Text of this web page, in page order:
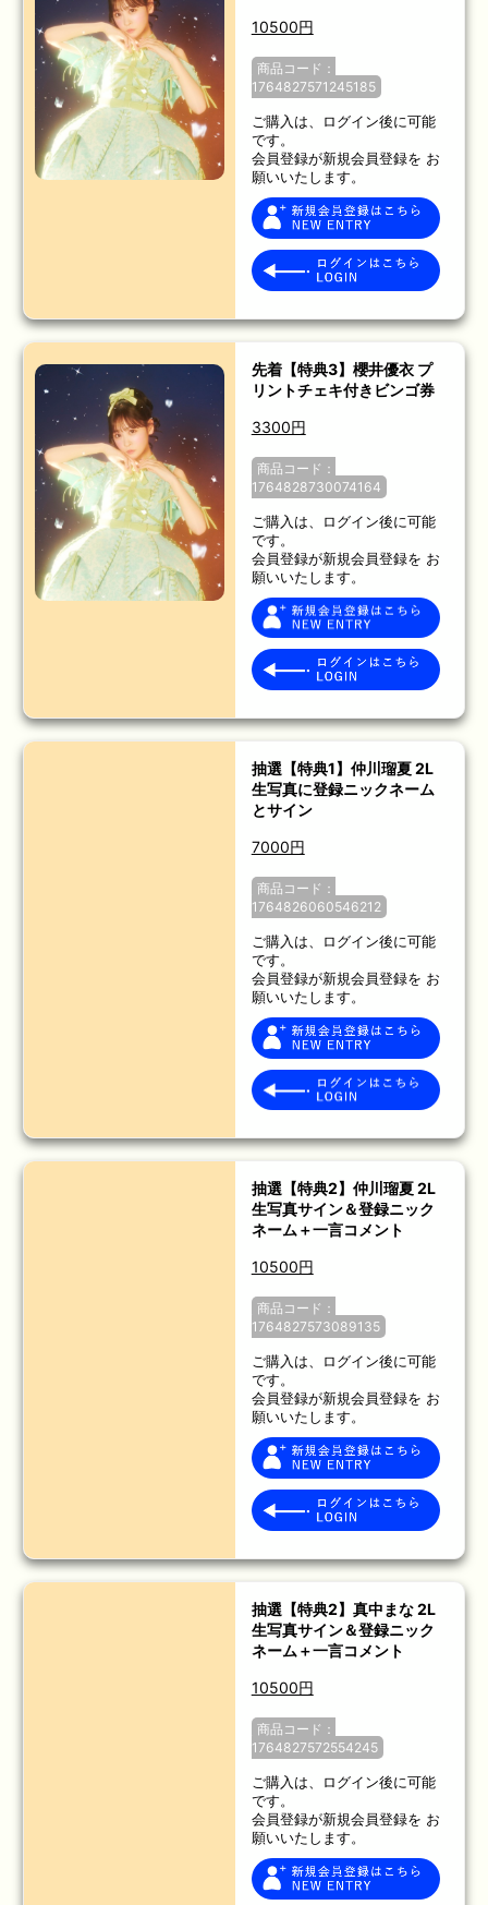
10500円
商品コード：
1764827571245185
ご購入は、ログイン後に可能
です。
会員登録が新規会員登録を お
願いいたします。
先着【特典3】櫻井優衣 プ
リントチェキ付きビンゴ券
3300円
商品コード：
1764828730074164
ご購入は、ログイン後に可能
です。
会員登録が新規会員登録を お
願いいたします。
抽選【特典1】仲川瑠夏 2L
生写真に登録ニックネーム
とサイン
7000円
商品コード：
1764826060546212
ご購入は、ログイン後に可能
です。
会員登録が新規会員登録を お
願いいたします。
抽選【特典2】仲川瑠夏 2L
生写真サイン＆登録ニック
ネーム＋一言コメント
10500円
商品コード：
1764827573089135
ご購入は、ログイン後に可能
です。
会員登録が新規会員登録を お
願いいたします。
抽選【特典2】真中まな 2L
生写真サイン＆登録ニック
ネーム＋一言コメント
10500円
商品コード：
1764827572554245
ご購入は、ログイン後に可能
です。
会員登録が新規会員登録を お
願いいたします。